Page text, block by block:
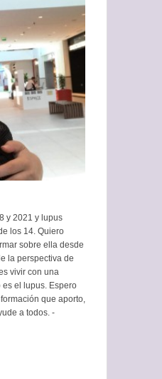
y 2021 y lupus
los 14. Quiero
sobre ella desde
la perspectiva de
vivir con una
el lupus. Espero
que aporto,
a todos. -